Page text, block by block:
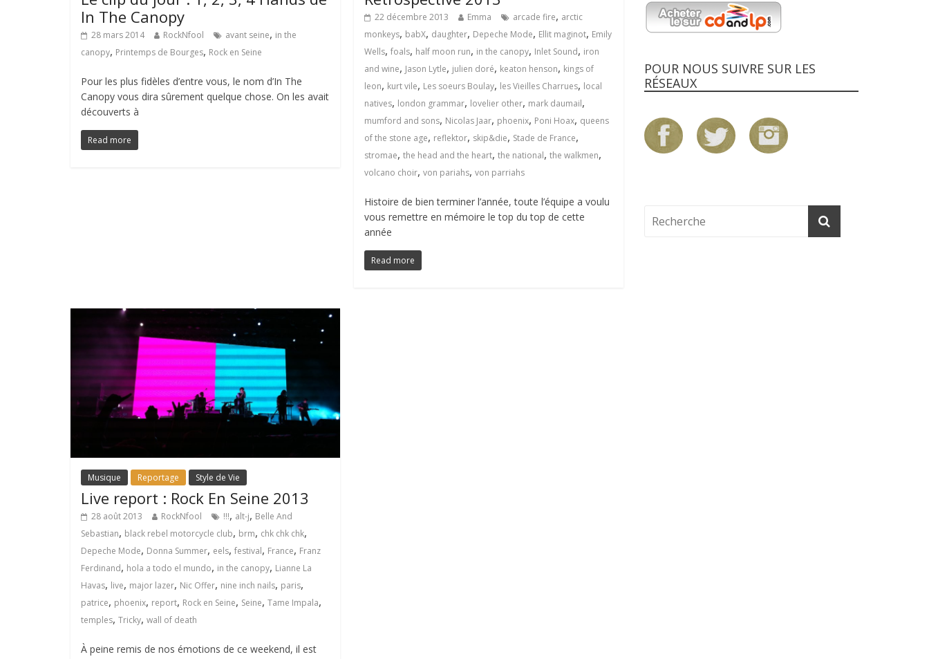
In The Canopy
28 mars 2014 RockNfool avant seine, in the
canopy, Printemps de Bourges, Rock en Seine
Pour les plus fidèles d’entre vous, le nom d’In The
Canopy vous dira sûrement quelque chose. On les avait
découverts à
Read more
22 décembre 2013 Emma arcade fire, arctic
monkeys, babX, daughter, Depeche Mode, Ellit maginot, Emily
Wells,foals, half moon run, in the canopy, Inlet Sound, iron
and wine, Jason Lytle, julien doré, keaton henson, kings of
leon, kurt vile, Les soeurs Boulay, les Vieilles Charrues, local
natives, london grammar, lovelier other, mark daumail,
mumford and sons, Nicolas Jaar, phoenix, Poni Hoax, queens
of the stone age, reflektor, skip&die, Stade de France,
stromae,the head and the heart,the national,the walkmen,
volcano choir,von pariahs,von parriahs
Histoire de bien terminer l’année, toute l’équipe a voulu
vous remettre en mémoire le top du top de cette
année
Read more
Musique Reportage Style de Vie
Live report : Rock En Seine 2013
28 août 2013 RockNfool !!!, alt-j, Belle And
Sebastian, black rebel motorcycle club, brm, chk chk chk,
Depeche Mode, Donna Summer, eels, festival, France, Franz
Ferdinand, hola a todo el mundo, in the canopy, Lianne La
Havas, live, major lazer, Nic Offer, nine inch nails, paris,
patrice, phoenix, report, Rock en Seine, Seine, Tame Impala,
temples, Tricky, wall of death
À peine remis de nos émotions de ce weekend, il est
POUR NOUS SUIVRE SUR LES
RÉSEAUX